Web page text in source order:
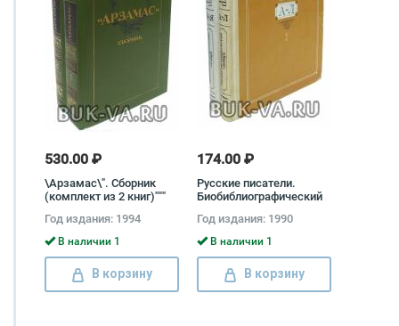
530.00 ₽
\Арзамас\". Сборник
(комплект из 2 книг)"""
Год издания: 1994
В наличии 1
В корзину
174.00 ₽
Русские писатели.
Биобиблиографический
книг)
Год издания: 1990
В наличии 1
В корзину